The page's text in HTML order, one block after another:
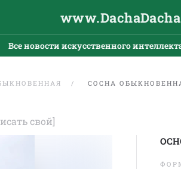
новости искусственного интеллекта →
СОСНА
свой]